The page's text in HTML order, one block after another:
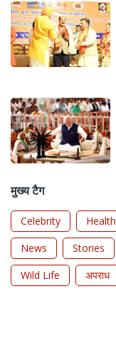
मुख्य टैग
Celebrity Health
News
Stories
Wild Life
अपराध